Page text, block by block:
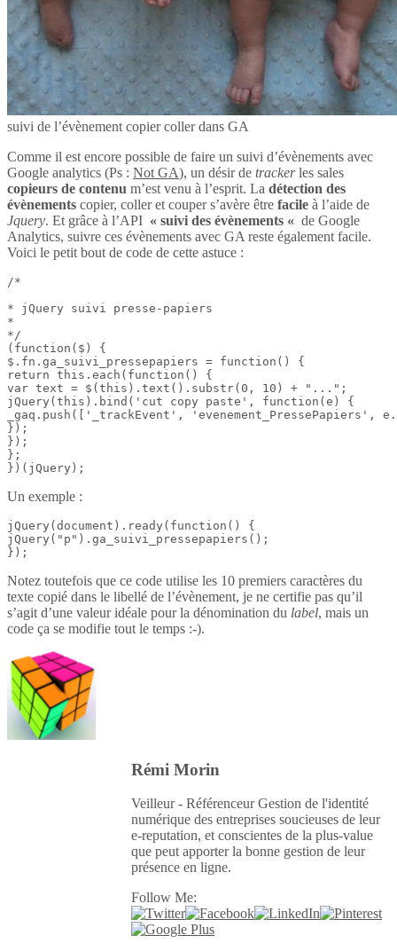
suivi de l’évènement copier coller dans GA
Comme il est encore possible de faire un suivi d’évènements avec
Google analytics (Ps : Not GA), un désir de trackerles sales
copieurs de contenu m’est venu à l’esprit. La détection des
évènements copier, coller et couper s’avère être facile à l’aide de
Jquery. Et grâce à l’API « suivi des évènements « de Google
Analytics, suivre ces évènements avec GA reste également facile.
Voici le petit bout de code de cette astuce :
/*
* jQuery suivi presse-papiers
*
*/
(function($) {
$.fn.ga_suivi_pressepapiers = function() {
return this.each(function() {
var text = $(this).text().substr(0, 10) + "...";
jQuery(this).bind('cut copy paste', function(e) {
_gaq.push(['_trackEvent', 'evenement_PressePapiers',
});
});
};
})(jQuery);
Un exemple :
jQuery(document).ready(function() {
jQuery("p").ga_suivi_pressepapiers();
});
Notez toutefois que ce code utilise les 10 premiers caractères du
texte copié dans le libellé de l’évènement, je ne certifie pas qu’il
s’agit d’une valeur idéale pour la dénomination du label, mais un
code ça se modifie tout le temps :-).
Rémi Morin
Veilleur - Référenceur Gestion de l'identité
numérique des entreprises soucieuses de leur
e-reputation, et conscientes de la plus-value
que peut apporter la bonne gestion de leur
présence en ligne.
Follow Me: